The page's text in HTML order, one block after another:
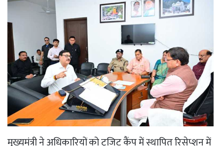
मुख्यमंत्री ने अधिकारियों को ट्रजिट कैंप में स्थापित रिसेप्शन में